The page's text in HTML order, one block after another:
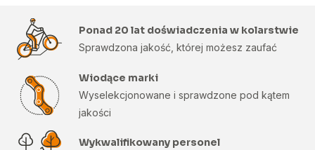
Ponad 20 lat doświadczenia w kolarstwie
Sprawdzona jakość, której możesz zaufać
Wiodące marki
Wyselekcjonowane i sprawdzone pod kątem
jakości
Wykwalifikowany personel